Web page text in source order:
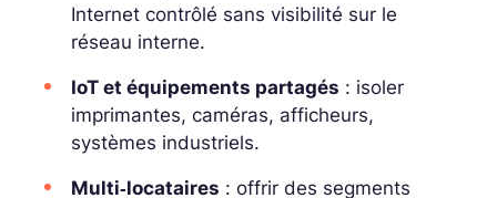
Internet contrôlé sans visibilité sur le
réseau interne.
IoT et équipements partagés : isoler
imprimantes, caméras, afficheurs,
systèmes industriels.
Multi‑locataires : offrir des segments